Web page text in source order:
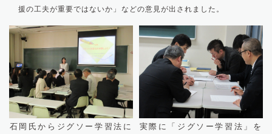
援の工夫が重要ではないか」などの意見が出されました。
石岡氏からジグソー学習法に
実際に「ジグソー学習法」を